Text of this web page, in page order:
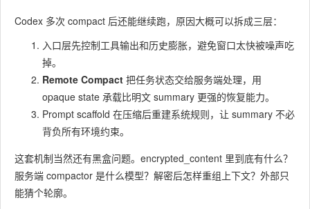
Codex 多次 compact 后还能继续跑，原因大概可以拆成三层：
入口层先控制工具输出和历史膨胀，避免窗口太快被噪声吃
掉。
Remote Compact 把任务状态交给服务端处理，用
opaque state 承载比明文 summary 更强的恢复能力。
Prompt scaffold 在压缩后重建系统规则，让 summary 不必
背负所有环境约束。
这套机制当然还有黑盒问题。 encrypted_content 里到底有什么？
服务端 compactor 是什么模型？解密后怎样重组上下文？外部只
能猜个轮廓。